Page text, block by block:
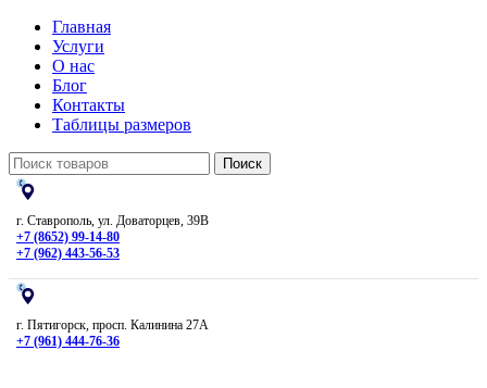
Главная
Услуги
О нас
Блог
Контакты
Таблицы размеров
Поиск
г. Ставрополь, ул. Доваторцев, 39В
+7 (8652) 99-14-80
+7 (962) 443-56-53
г. Пятигорск, просп. Калинина 27А
+7 (961) 444-76-36